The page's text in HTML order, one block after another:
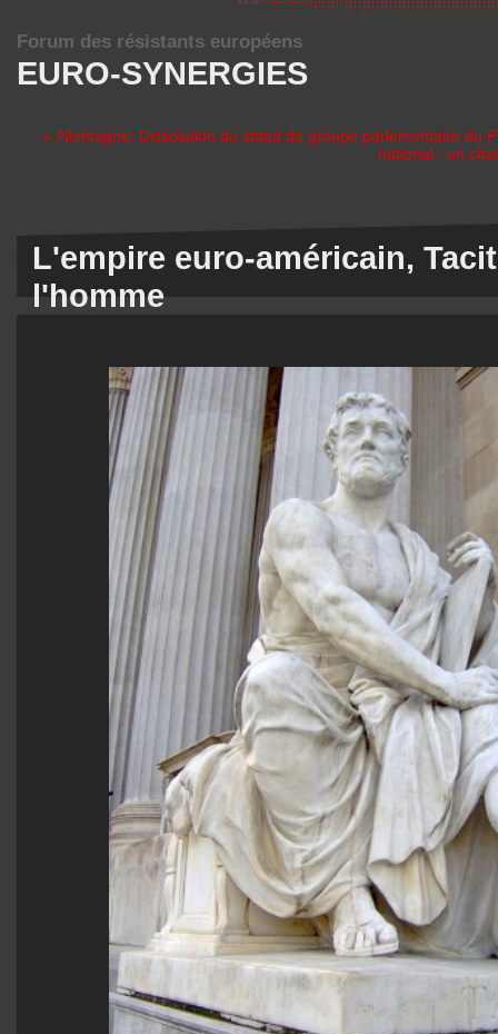
EURO-SYNERGIES
Forum des résistants européens
« Allemagne: Dissolution du statut de groupe parlementaire du
national : un
L'empire euro-américain,
l'homme